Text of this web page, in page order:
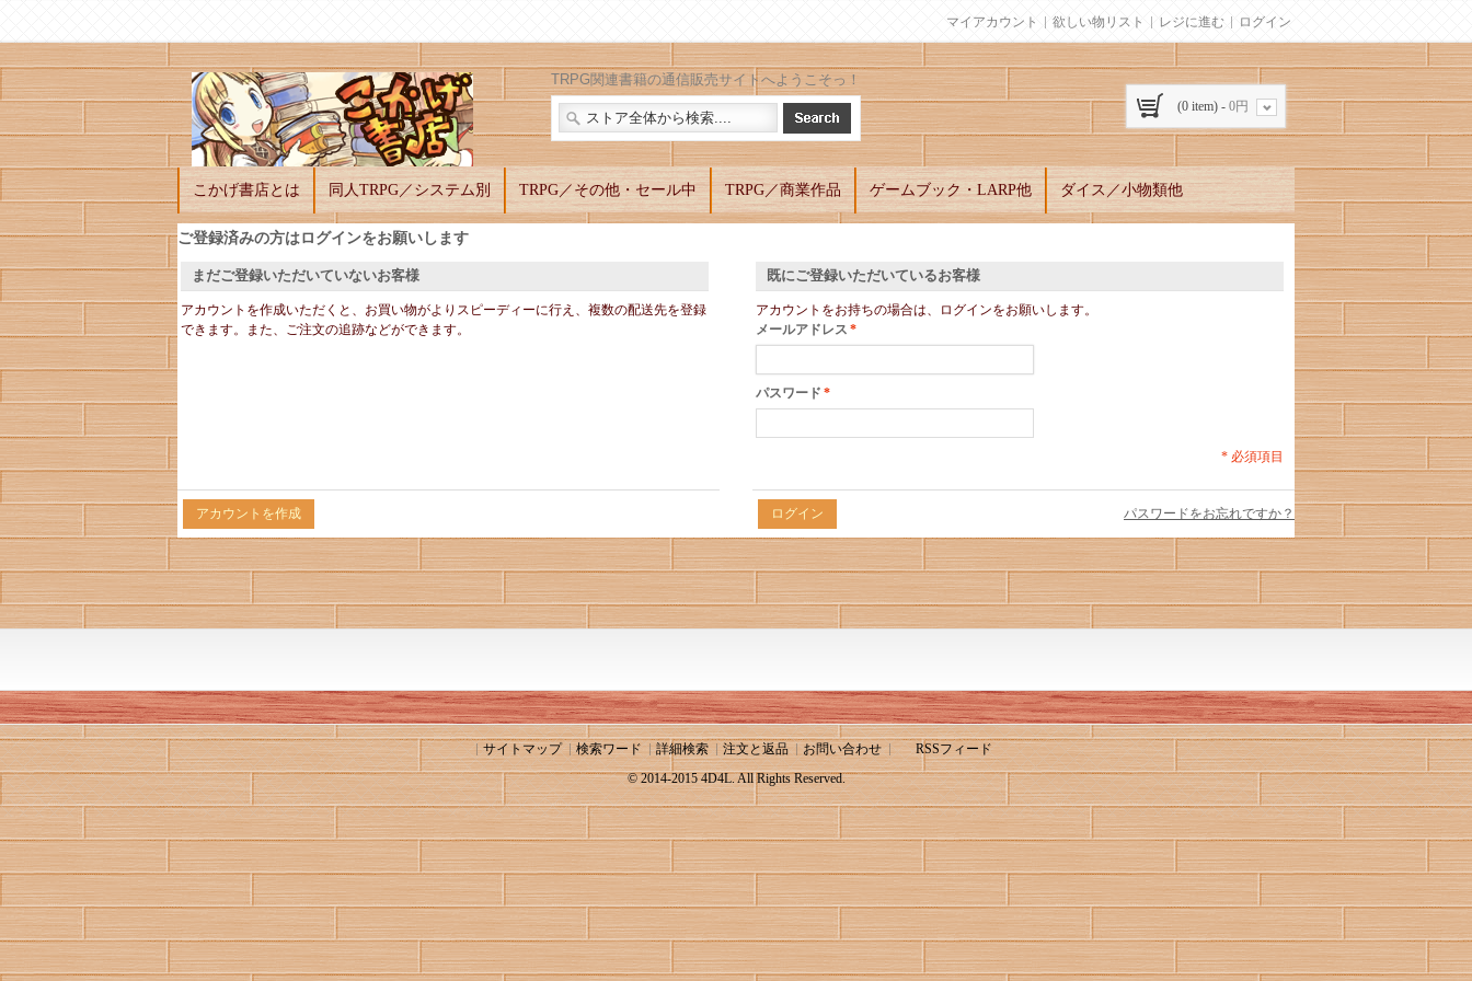
マイアカウント 欲しい物リスト レジに進む ログイン
TRPG関連書籍の通信販売サイトへようこそっ！
(0 item) - 0円
こかげ書店とは 同人TRPG／システム別 TRPG／その他・セール中 TRPG／商業作品 ゲームブック・LARP他 ダイス／小物類他
ご登録済みの方はログインをお願いします
まだご登録いただいていないお客様
アカウントを作成いただくと、お買い物がよりスピーディーに行え、複数の配送先を登録
できます。また、ご注文の追跡などができます。
既にご登録いただいているお客様
アカウントをお持ちの場合は、ログインをお願いします。
*
メールアドレス
*
パスワード
* 必須項目
アカウントを作成 パスワードをお忘れですか？
ログイン
サイトマップ 検索ワード 詳細検索 注文と返品 お問い合わせ
RSSフィード
© 2014-2015 4D4L. All Rights Reserved.